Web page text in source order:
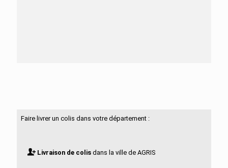
Faire livrer un colis dans votre département :
Livraison de colisdans la ville de AGRIS